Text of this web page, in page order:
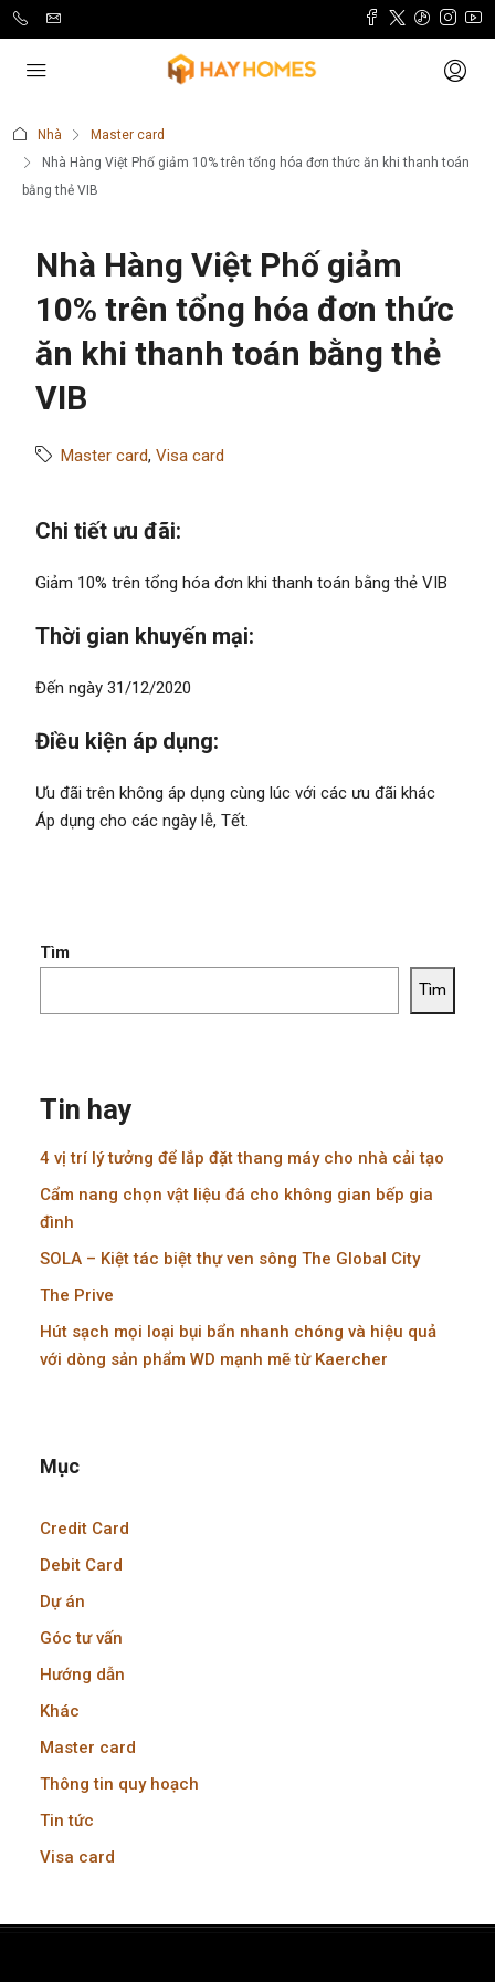
Nhà
Master card
Nhà Hàng Việt Phố giảm 10% trên tổng hóa đơn thức ăn khi thanh toán
bằng thẻ VIB
Nhà Hàng Việt Phố giảm
10% trên tổng hóa đơn thức
ăn khi thanh toán bằng thẻ
VIB
Master card, Visa card
Chi tiết ưu đãi:
Giảm 10% trên tổng hóa đơn khi thanh toán bằng thẻ VIB
Thời gian khuyến mại:
Đến ngày 31/12/2020
Điều kiện áp dụng:
Ưu đãi trên không áp dụng cùng lúc với các ưu đãi khác
Áp dụng cho các ngày lễ, Tết.
Tìm
Tìm
Tin hay
4 vị trí lý tưởng để lắp đặt thang máy cho nhà cải tạo
Cẩm nang chọn vật liệu đá cho không gian bếp gia
đình
SOLA – Kiệt tác biệt thự ven sông The Global City
The Prive
Hút sạch mọi loại bụi bẩn nhanh chóng và hiệu quả
với dòng sản phẩm WD mạnh mẽ từ Kaercher
Mục
Credit Card
Debit Card
Dự án
Góc tư vấn
Hướng dẫn
Khác
Master card
Thông tin quy hoạch
Tin tức
Visa card